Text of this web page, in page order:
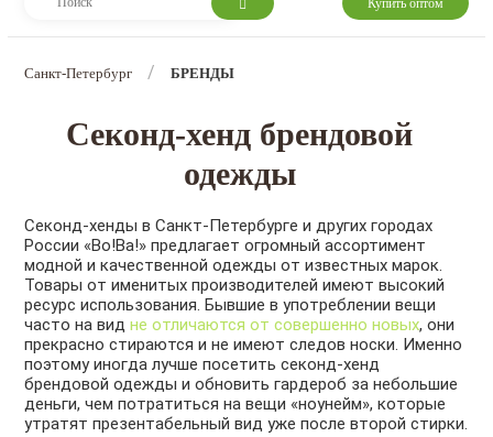
Санкт-Петербург / БРЕНДЫ
Секонд-хенд брендовой
одежды
Секонд-хенды в Санкт-Петербурге и других городах
России «Во!Ва!» предлагает огромный ассортимент
модной и качественной одежды от известных марок.
Товары от именитых производителей имеют высокий
ресурс использования. Бывшие в употреблении вещи
часто на видне отличаются от совершенно новых, они
прекрасно стираются и не имеют следов носки. Именно
поэтому иногда лучше посетить секонд-хенд
брендовой одежды и обновить гардероб за небольшие
деньги, чем потратиться на вещи «ноунейм», которые
утратят презентабельный вид уже после второй стирки.